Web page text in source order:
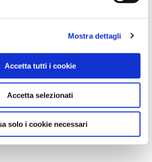
Mostra dettagli
Accetta tutti i cookie
Accetta selezionati
solo i cookie necessari